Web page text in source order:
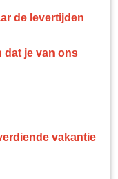
de levertijden
dat je van ons
vakantie